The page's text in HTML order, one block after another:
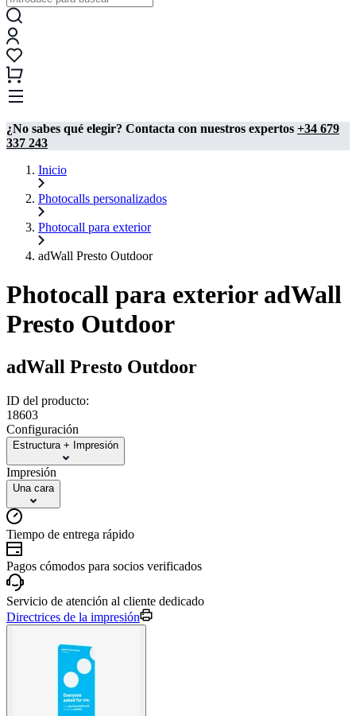
¿No sabes qué elegir? Contacta con nuestros expertos +34 679
337 243
Inicio
Photocalls personalizados
Photocall para exterior
adWall Presto Outdoor
Photocall para exterior adWall
Presto Outdoor
adWall Presto Outdoor
ID del producto:
18603
Configuración
Estructura + Impresión
Impresión
Una cara
Tiempo de entrega rápido
Pagos cómodos para socios verificados
Servicio de atención al cliente dedicado
Directrices de la impresión